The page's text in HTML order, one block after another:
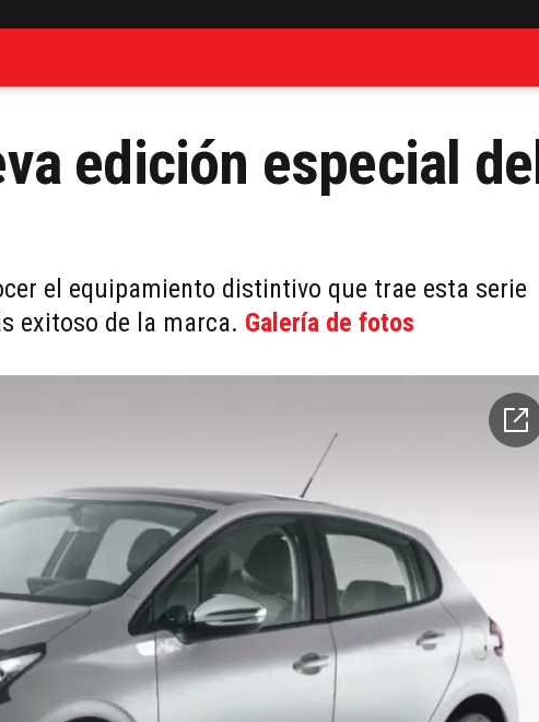
edición especial
el equipamiento distintivo que trae esta serie
exitoso de la marca. Galería de fotos